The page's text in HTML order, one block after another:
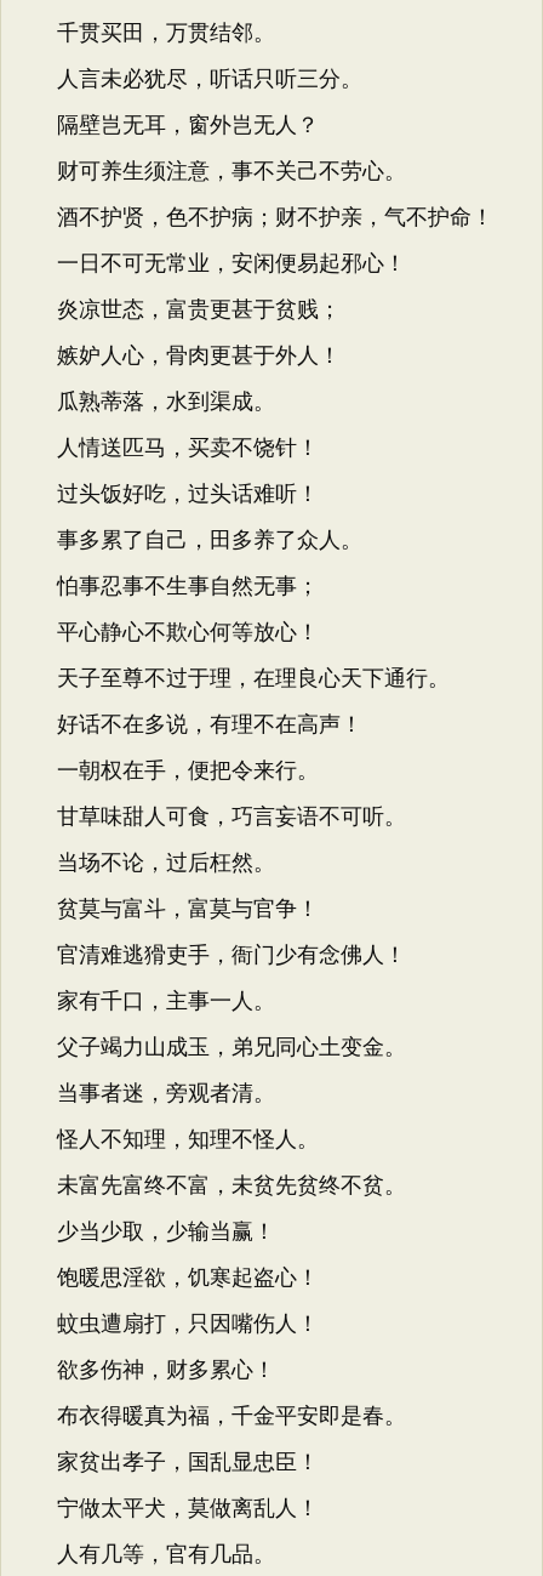
千贯买田，万贯结邻。
人言未必犹尽，听话只听三分。
隔壁岂无耳，窗外岂无人？
财可养生须注意，事不关己不劳心。
酒不护贤，色不护病；财不护亲，气不护命！
一日不可无常业，安闲便易起邪心！
炎凉世态，富贵更甚于贫贱；
嫉妒人心，骨肉更甚于外人！
瓜熟蒂落，水到渠成。
人情送匹马，买卖不饶针！
过头饭好吃，过头话难听！
事多累了自己，田多养了众人。
怕事忍事不生事自然无事；
平心静心不欺心何等放心！
天子至尊不过于理，在理良心天下通行。
好话不在多说，有理不在高声！
一朝权在手，便把令来行。
甘草味甜人可食，巧言妄语不可听。
当场不论，过后枉然。
贫莫与富斗，富莫与官争！
官清难逃猾吏手，衙门少有念佛人！
家有千口，主事一人。
父子竭力山成玉，弟兄同心土变金。
当事者迷，旁观者清。
怪人不知理，知理不怪人。
未富先富终不富，未贫先贫终不贫。
少当少取，少输当赢！
饱暖思淫欲，饥寒起盗心！
蚊虫遭扇打，只因嘴伤人！
欲多伤神，财多累心！
布衣得暖真为福，千金平安即是春。
家贫出孝子，国乱显忠臣！
宁做太平犬，莫做离乱人！
人有几等，官有几品。